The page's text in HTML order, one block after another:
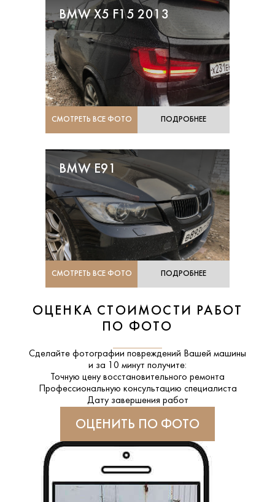
BMW X5 F15 2013
СМОТРЕТЬ ВСЕ ФОТО ПОДРОБНЕЕ
BMW E91
СМОТРЕТЬ ВСЕ ФОТО ПОДРОБНЕЕ
ОЦЕНКА СТОИМОСТИ РАБОТ
ПО ФОТО
Сделайте фотографии повреждений Вашей машины
и за 10 минут получите:
Точную цену восстановительного ремонта
Профессиональную консультацию специалиста
Дату завершения работ
ОЦЕНИТЬ ПО ФОТО